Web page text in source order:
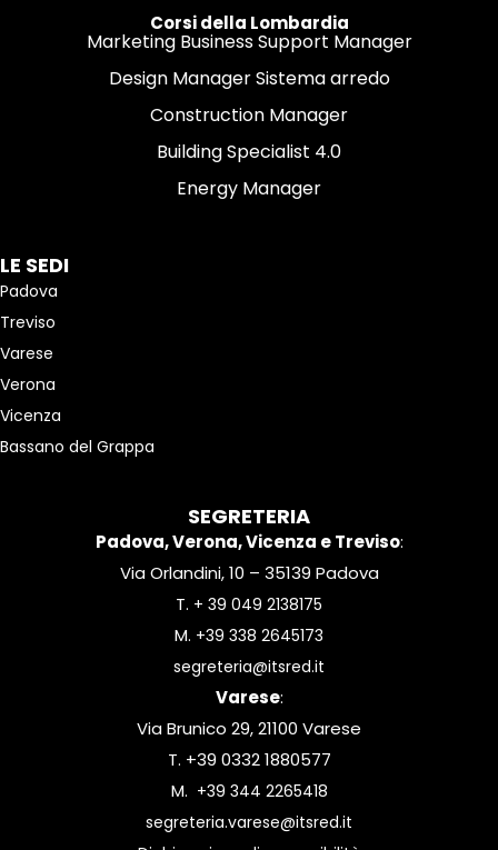
Corsi della Lombardia
Marketing Business Support Manager
Design Manager Sistema arredo
Construction Manager
Building Specialist 4.0
Energy Manager
LE SEDI
Padova
Treviso
Varese
Verona
Vicenza
Bassano del Grappa
SEGRETERIA
Padova, Verona, Vicenza e Treviso:
Via Orlandini, 10 – 35139 Padova
T. + 39 049 2138175
M. +39 338 2645173
segreteria@itsred.it
Varese:
Via Brunico 29, 21100 Varese
T. +39 0332 1880577
M. +39 344 2265418
segreteria.varese@itsred.it